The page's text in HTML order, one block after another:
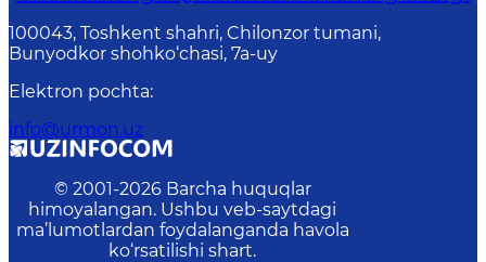
100043, Toshkent shahri, Chilonzor tumani,
Bunyodkor shohko‘chasi, 7a-uy
Elektron pochta:
info@urmon.uz
© 2001-2026 Barcha huquqlar
himoyalangan. Ushbu veb-saytdagi
ma’lumotlardan foydalanganda havola
ko‘rsatilishi shart.